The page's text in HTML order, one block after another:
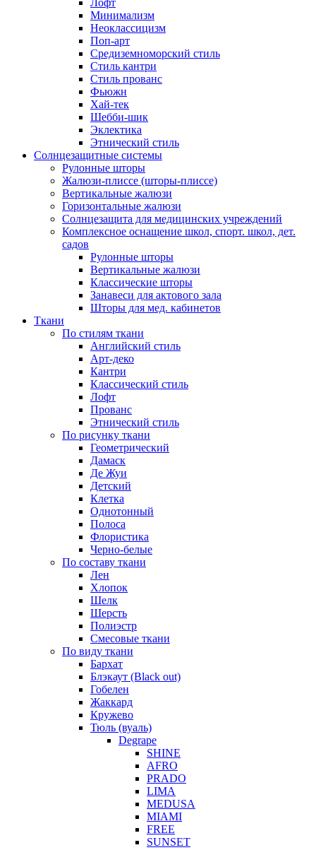
Лофт
Минимализм
Неоклассицизм
Поп-арт
Средиземноморский стиль
Стиль кантри
Стиль прованс
Фьюжн
Хай-тек
Шебби-шик
Эклектика
Этнический стиль
Солнцезащитные системы
Рулонные шторы
Жалюзи-плиссе (шторы-плиссе)
Вертикальные жалюзи
Горизонтальные жалюзи
Солнцезащита для медицинских учреждений
Комплексное оснащение школ, спорт. школ, дет.
садов
Рулонные шторы
Вертикальные жалюзи
Классические шторы
Занавеси для актового зала
Шторы для мед. кабинетов
Ткани
По стилям ткани
Английский стиль
Арт-деко
Кантри
Классический стиль
Лофт
Прованс
Этнический стиль
По рисунку ткани
Геометрический
Дамаск
Де Жуи
Детский
Клетка
Однотонный
Полоса
Флористика
Черно-белые
По составу ткани
Лен
Хлопок
Шелк
Шерсть
Полиэстр
Смесовые ткани
По виду ткани
Бархат
Блэкаут (Black out)
Гобелен
Жаккард
Кружево
Тюль (вуаль)
Degrape
SHINE
AFRO
PRADO
LIMA
MEDUSA
MIAMI
FREE
SUNSET